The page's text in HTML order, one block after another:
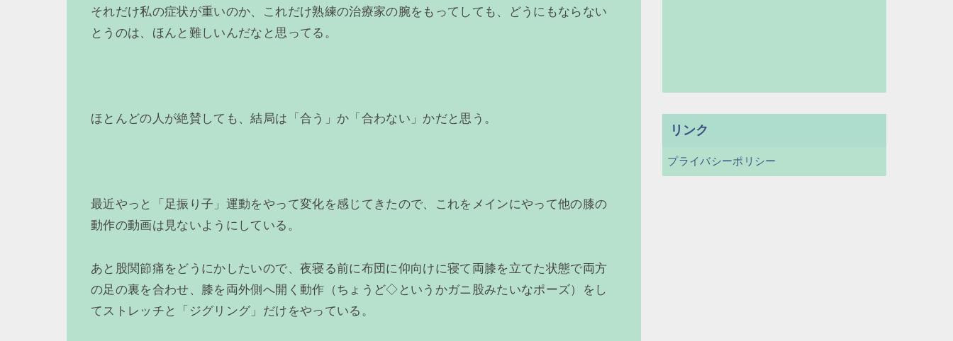
それだけ私の症状が重いのか、これだけ熟練の治療家の腕をもってしても、どうにもならない
とうのは、ほんと難しいんだなと思ってる。
ほとんどの人が絶賛しても、結局は「合う」か「合わない」かだと思う。
最近やっと「足振り子」運動をやって変化を感じてきたので、これをメインにやって他の膝の
動作の動画は見ないようにしている。
あと股関節痛をどうにかしたいので、夜寝る前に布団に仰向けに寝て両膝を立てた状態で両方
の足の裏を合わせ、膝を両外側へ開く動作（ちょうど◇というかガニ股みたいなポーズ）をし
てストレッチと「ジグリング」だけをやっている。
リンク
プライバシーポリシー